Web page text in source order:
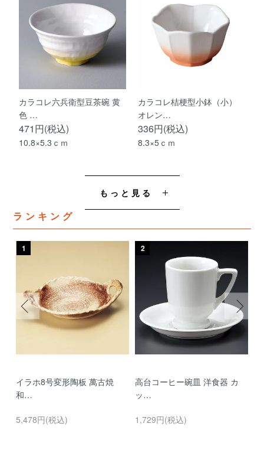
カラコレ六兵衛型豆茶碗 黄
色 …
471円(税込)
10.8×5.3ｃｍ
カラコレ桔梗型小鉢（小）
オレン…
336円(税込)
8.3×5ｃｍ
もっと見る
ランキング
1
イラホ8号変形陶板 萬古焼
和…
5,478円(税込)
2
高台コーヒー碗皿 洋食器 カ
ッ…
1,729円(税込)